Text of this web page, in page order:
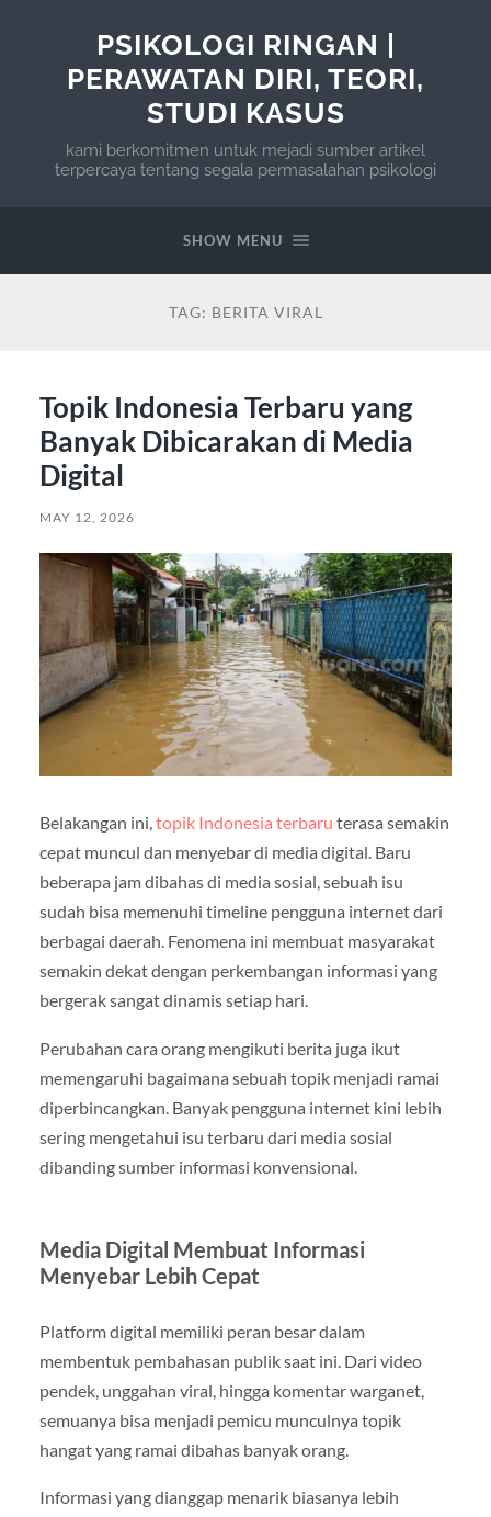
PSIKOLOGI RINGAN |
PERAWATAN DIRI, TEORI,
STUDI KASUS
kami berkomitmen untuk mejadi sumber artikel
terpercaya tentang segala permasalahan psikologi
SHOW MENU
TAG: BERITA VIRAL
Topik Indonesia Terbaru yang
Banyak Dibicarakan di Media
Digital
MAY 12, 2026
Belakangan ini,topik Indonesia terbaru terasa semakin
cepat muncul dan menyebar di media digital. Baru
beberapa jam dibahas di media sosial, sebuah isu
sudah bisa memenuhi timeline pengguna internet dari
berbagai daerah. Fenomena ini membuat masyarakat
semakin dekat dengan perkembangan informasi yang
bergerak sangat dinamis setiap hari.
Perubahan cara orang mengikuti berita juga ikut
memengaruhi bagaimana sebuah topik menjadi ramai
diperbincangkan. Banyak pengguna internet kini lebih
sering mengetahui isu terbaru dari media sosial
dibanding sumber informasi konvensional.
Media Digital Membuat Informasi
Menyebar Lebih Cepat
Platform digital memiliki peran besar dalam
membentuk pembahasan publik saat ini. Dari video
pendek, unggahan viral, hingga komentar warganet,
semuanya bisa menjadi pemicu munculnya topik
hangat yang ramai dibahas banyak orang.
Informasi yang dianggap menarik biasanya lebih